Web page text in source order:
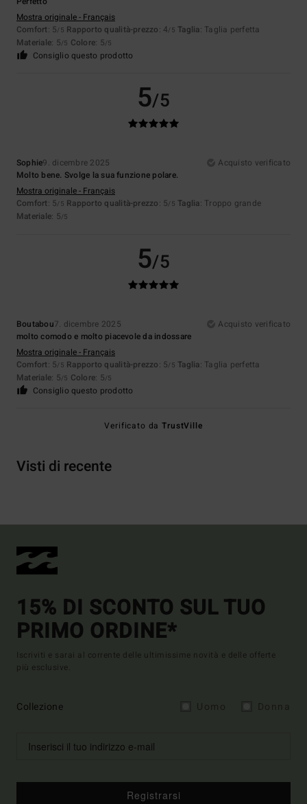
Mostra originale - Français
Comfort: 5/5 Rapporto qualità-prezzo: 4/5 Taglia: Taglia perfetta
Materiale: 5/5 Colore: 5/5
Consiglio questo prodotto
5/5
Sophie9. dicembre 2025
Acquisto verificato
Molto bene. Svolge la sua funzione polare.
Mostra originale - Français
Comfort: 5/5 Rapporto qualità-prezzo: 5/5 Taglia: Troppo grande
Materiale: 5/5
5/5
Boutabou7. dicembre 2025
Acquisto verificato
molto comodo e molto piacevole da indossare
Mostra originale - Français
Comfort: 5/5 Rapporto qualità-prezzo: 5/5 Taglia: Taglia perfetta
Materiale: 5/5 Colore: 5/5
Consiglio questo prodotto
Verificato daTrustVille
Visti di recente
15% DI SCONTO SUL TUO
PRIMO ORDINE*
Iscriviti e sarai al corrente delle ultimissime novità e delle offerte
più esclusive.
Collezione
Registrarsi